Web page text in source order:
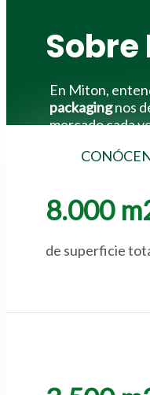
Sobre
En Miton,
packagingnos
mercado cada
8.000
de superficie